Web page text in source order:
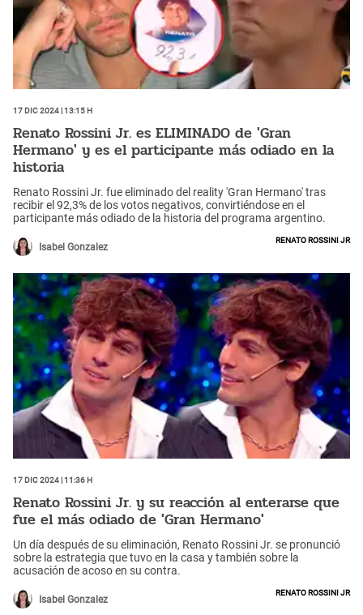
17 Dic 2024 | 13:15 h
Renato Rossini Jr. es ELIMINADO de 'Gran
Hermano' y es el participante más odiado en la
historia
Renato Rossini Jr. fue eliminado del reality 'Gran Hermano' tras
recibir el 92,3% de los votos negativos, convirtiéndose en el
participante más odiado de la historia del programa argentino.
Isabel Gonzalez
Renato Rossini jr
17 Dic 2024 | 11:36 h
Renato Rossini Jr. y su reacción al enterarse que
fue el más odiado de 'Gran Hermano'
Un día después de su eliminación, Renato Rossini Jr. se pronunció
sobre la estrategia que tuvo en la casa y también sobre la
acusación de acoso en su contra.
Isabel Gonzalez
Renato Rossini jr